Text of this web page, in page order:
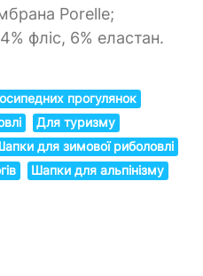
Porelle;
фліс, 6% еластан.
прогулянок
Для туризму
для зимової риболовлі
Шапки для альпінізму